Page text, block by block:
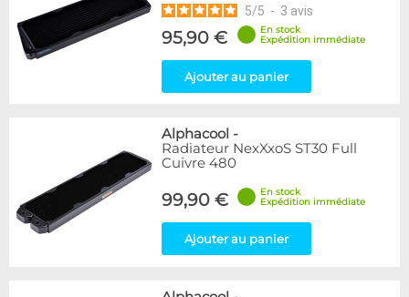
5/5 - 3 avis
95,90 €
En stock
Expédition immédiate
Ajouter au panier
Alphacool -
Radiateur NexXxoS ST30 Full
Cuivre 480
99,90 €
En stock
Expédition immédiate
Ajouter au panier